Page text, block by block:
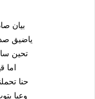
بيان
ياضيق
تحين
اما
حنا
وعيا